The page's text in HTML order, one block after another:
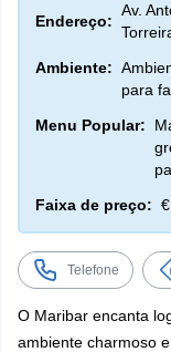
Endereço:
Av.
Ambiente:
para
Menu Popular:
Faixa de preço:
Telefone
O Maribar encanta
ambiente charmoso